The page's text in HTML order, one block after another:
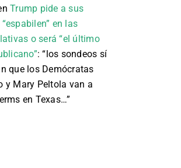
Trump pide a sus
en las
o será “el último
: “ los sondeos sí
que los Demócratas
y Mary Peltola van a
en Texas…”